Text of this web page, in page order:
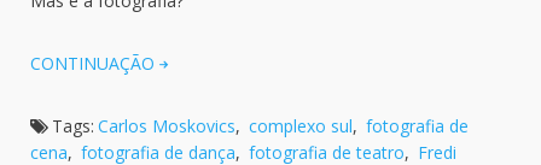
CONTINUAÇÃO
Tags: Carlos Moskovics, complexo sul, fotografia de
cena, fotografia de dança, fotografia de teatro, Fredi